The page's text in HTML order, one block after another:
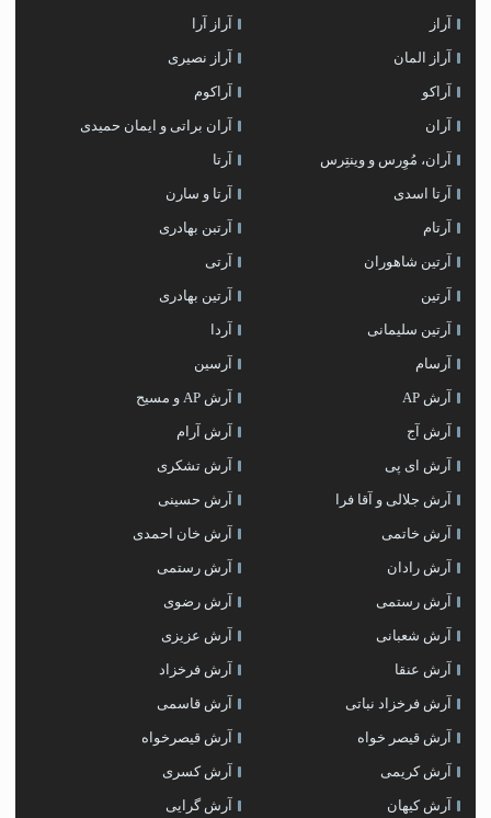
آراز آراز آرا
آراز المان آراز نصیری
آراکو آراکوم
آران آران براتی و ایمان حمیدی
آران، مُوِرس و وینتِرس آرتا
آرتا اسدی آرتا و سارن
آرتام آرتبن بهادری
آرتين شاهوران آرتی
آرتین آرتین بهادری
آرتین سلیمانی آردا
آرسام آرسین
آرش AP آرش AP و مسیح
آرش آج آرش آرام
آرش ای پی آرش تشکری
آرش جلالی و آقا فرا آرش حسینی
آرش خاتمی آرش خان احمدی
آرش رادان آرش رستمى
آرش رستمی آرش رضوی
آرش شعبانی آرش عزیزی
آرش عنقا آرش فرخزاد
آرش فرخزاد نباتی آرش قاسمی
آرش قیصر خواه آرش قیصرخواه
آرش کریمی آرش کسری
آرش کیهان آرش گرایی